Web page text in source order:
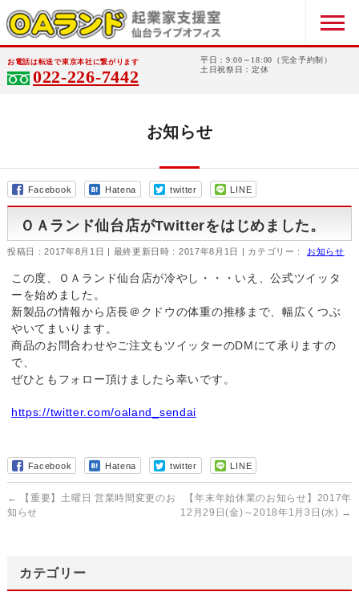
お電話は転送で東京本社に繋がります
022-226-7442
平日：9:00～18:00（完全予約制）
土日祝祭日：定休
お知らせ
Facebook Hatena twitter LINE
ＯＡランド仙台店がTwitterをはじめました。
投稿日 : 2017年8月1日 最終更新日時 : 2017年8月1日 カテゴリー : お知らせ
この度、ＯＡランド仙台店が冷やし・・・いえ、公式ツイッタ
ーを始めました。
新製品の情報から店長＠クドウの体重の推移まで、幅広くつぶ
やいてまいります。
商品のお問合わせやご注文もツイッターのDMにて承りますの
で、
ぜひともフォロー頂けましたら幸いです。
https://twitter.com/oaland_sendai
Facebook Hatena twitter LINE
←
【重要】土曜日 営業時間変更のお
知らせ
【年末年始休業のお知らせ】2017年
12月29日(金)～2018年1月3日(水) →
カテゴリー